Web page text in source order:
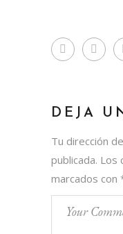
DEJA
Tu dirección
publicada. Los
marcados con